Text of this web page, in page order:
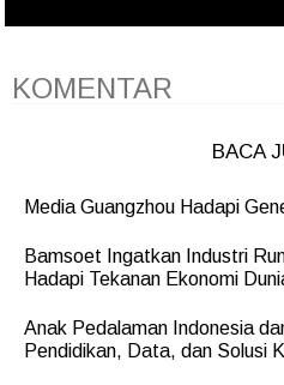
KOMENTAR
BACA
Media Guangzhou Hadapi
Bamsoet Ingatkan Industri
Hadapi Tekanan Ekonomi
Anak Pedalaman Indonesia
Pendidikan, Data, dan Solusi